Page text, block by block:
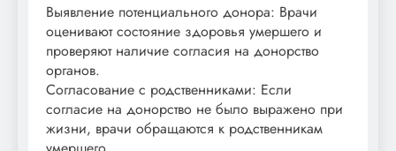
Выявление потенциального донора: Врачи
оценивают состояние здоровья умершего и
проверяют наличие согласия на донорство
органов.
Согласование с родственниками: Если
согласие на донорство не было выражено при
жизни, врачи обращаются к родственникам